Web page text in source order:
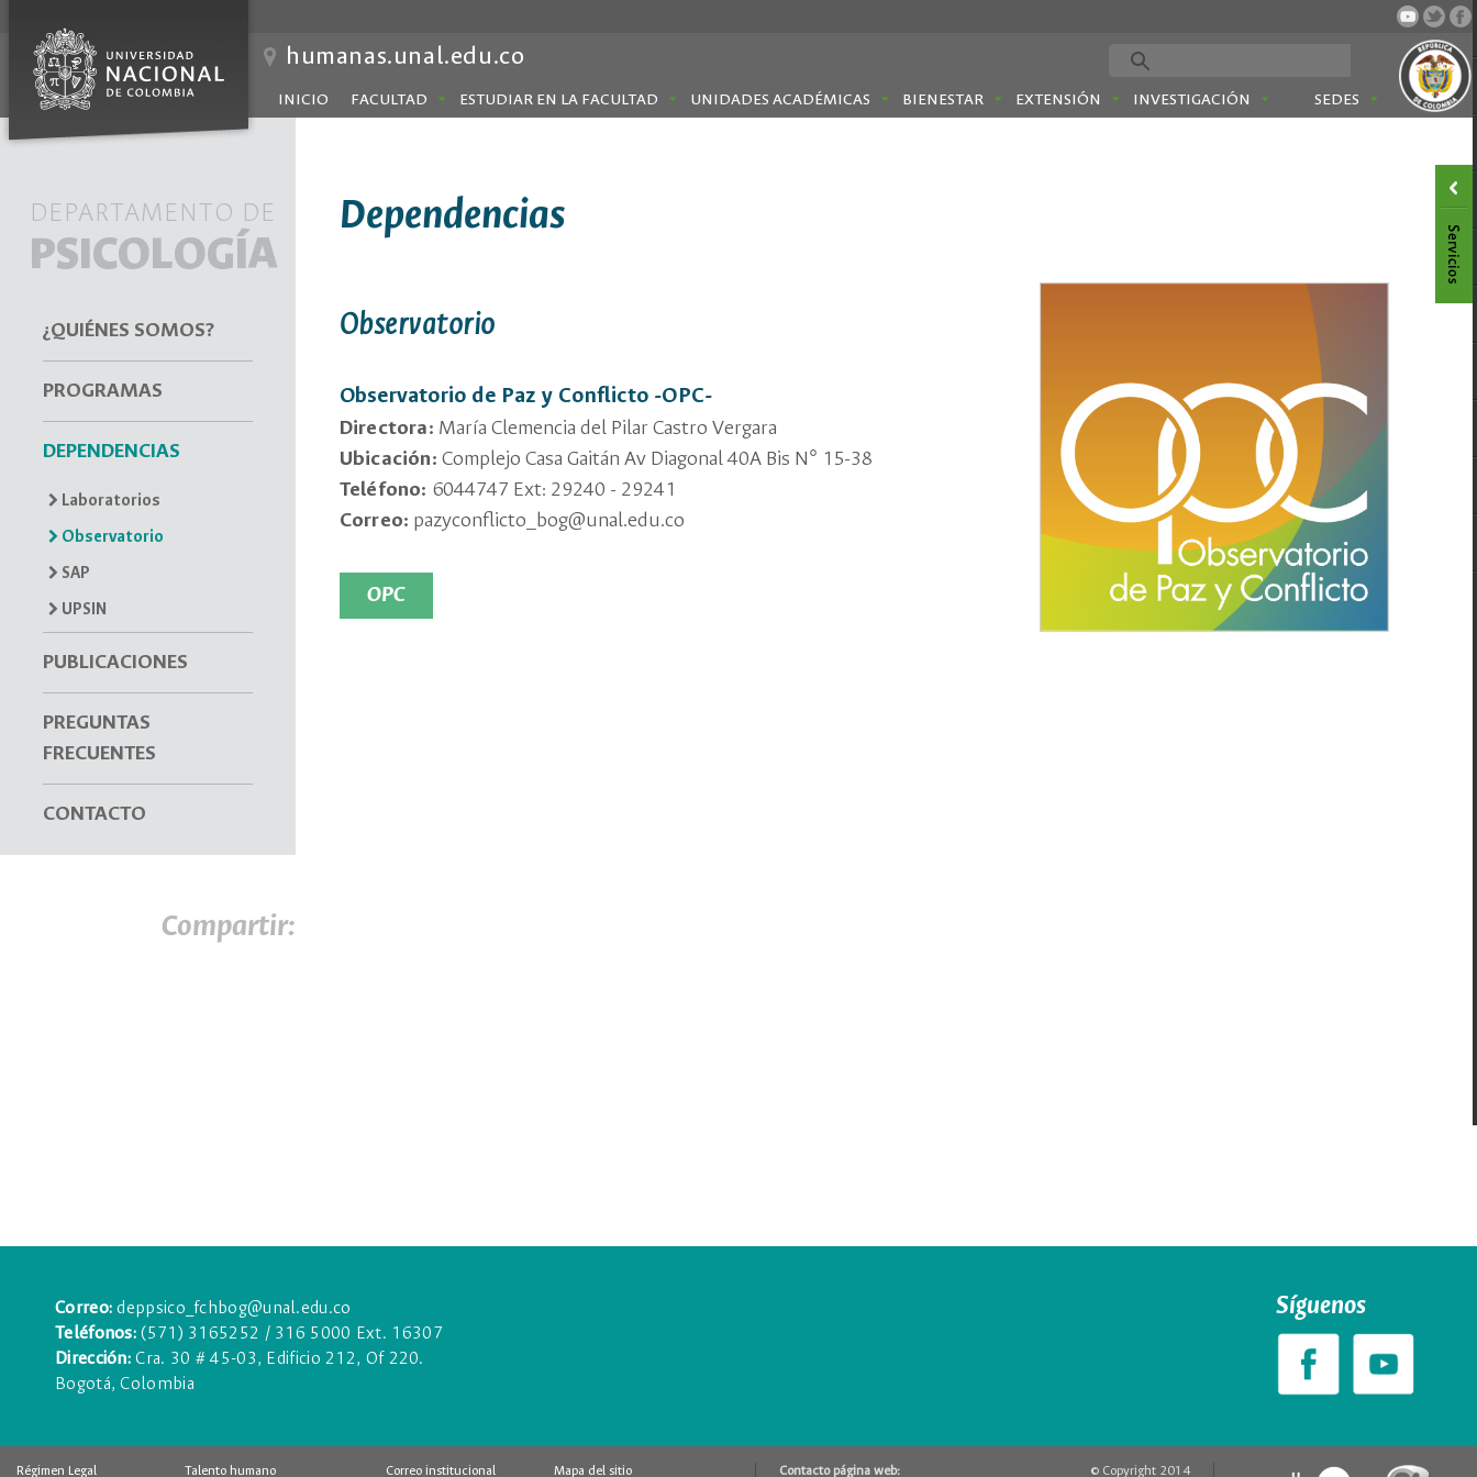
humanas.unal.edu.co
INICIO FACULTAD ESTUDIAR EN LA FACULTAD UNIDADES ACADÉMICAS BIENESTAR EXTENSIÓN INVESTIGACIÓN SEDES
DEPARTAMENTO DE
PSICOLOGÍA
¿QUIÉNES SOMOS?
PROGRAMAS
DEPENDENCIAS
Laboratorios
Observatorio
SAP
UPSIN
PUBLICACIONES
PREGUNTAS
FRECUENTES
CONTACTO
Compartir:
Dependencias
Observatorio
Observatorio de Paz y Conflicto -OPC-
Directora: María Clemencia del Pilar Castro Vergara
Ubicación: Complejo Casa Gaitán Av Diagonal 40A Bis N° 15-38
Teléfono: 6044747 Ext: 29240 - 29241
Correo: pazyconflicto_bog@unal.edu.co
OPC
Correo:deppsico_fchbog@unal.edu.co
Teléfonos:(571) 3165252 / 316 5000 Ext. 16307
Dirección:Cra. 30 # 45-03, Edificio 212, Of 220.
Bogotá, Colombia
Síguenos
Régimen Legal Talento humano Correo institucional Mapa del sitio Contacto página web: © Copyright 2014